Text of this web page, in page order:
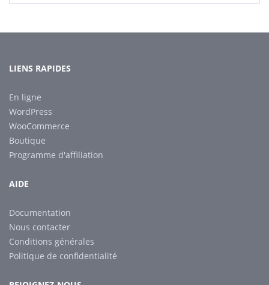
LIENS RAPIDES
En ligne
WordPress
WooCommerce
Boutique
Programme d'affiliation
AIDE
Documentation
Nous contacter
Conditions générales
Politique de confidentialité